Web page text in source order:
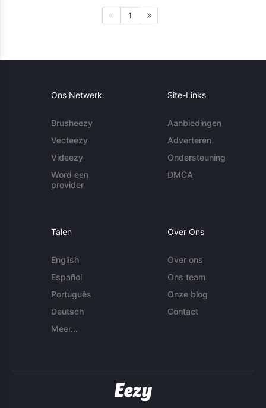
1
Ons Netwerk
Brusheezy
Vecteezy
Videezy
Word een
provider
Site-Links
Aanbiedingen
Adverteren
Ondersteuning
DMCA
Talen
English
Español
Português
Deutsch
Meer...
Over Ons
Over ons
Ons team
Onze blog
Contact